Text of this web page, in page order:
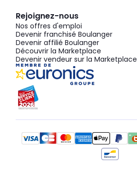
Rejoignez-nous
Nos offres d'emploi
Devenir franchisé Boulanger
Devenir affilié Boulanger
Découvrir la Marketplace
Devenir vendeur sur la Marketplace